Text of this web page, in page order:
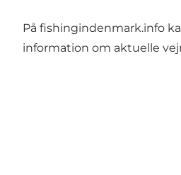
På fishingindenmark.info
information om aktuelle